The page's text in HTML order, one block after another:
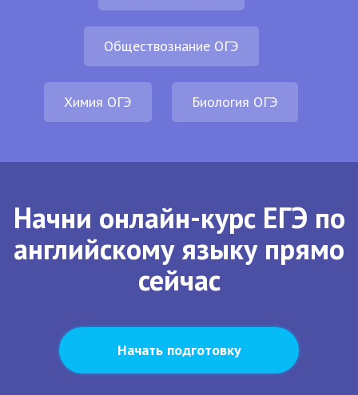
Обществознание ОГЭ
Химия ОГЭ Биология ОГЭ
Начни онлайн-курс ЕГЭ по
английскому языку прямо
сейчас
Начать подготовку